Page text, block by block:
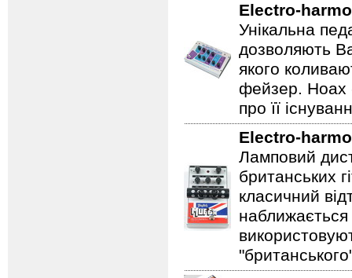
Electro-
Унікальна
дозволяють
якого
фейзер. Hoax
про її
Electro-
Ламповий
британських
класичний